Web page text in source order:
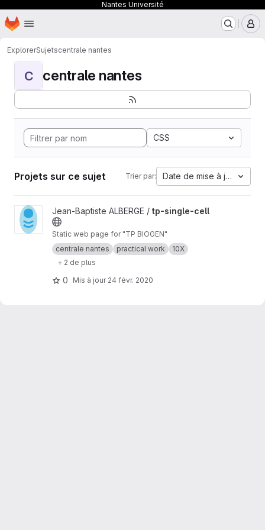
Nantes Université
Passer au contenu principal
Page d'accueil
ExplorerSujetscentrale nantes
C centrale nantes
CSS
Projets sur ce sujet Trier par: Date de mise à jour
Afficher le projet tp-single-cell
Jean-Baptiste ALBERGE / tp-single-cell
Static web page for "TP BIOGEN"
centrale nantes
practical work
10X
+ 2 de plus
0 Mis à jour 24 févr. 2020